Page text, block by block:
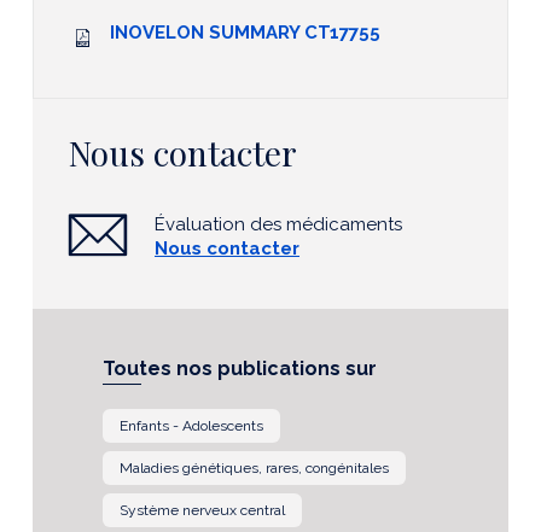
INOVELON SUMMARY CT17755
Nous contacter
Évaluation des médicaments
Nous contacter
Toutes nos publications sur
Enfants - Adolescents
Maladies génétiques, rares, congénitales
Système nerveux central